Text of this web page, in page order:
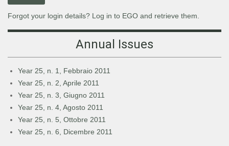
Forgot your login details? Log in to EGO and retrieve them.
Annual Issues
Year 25, n. 1, Febbraio 2011
Year 25, n. 2, Aprile 2011
Year 25, n. 3, Giugno 2011
Year 25, n. 4, Agosto 2011
Year 25, n. 5, Ottobre 2011
Year 25, n. 6, Dicembre 2011